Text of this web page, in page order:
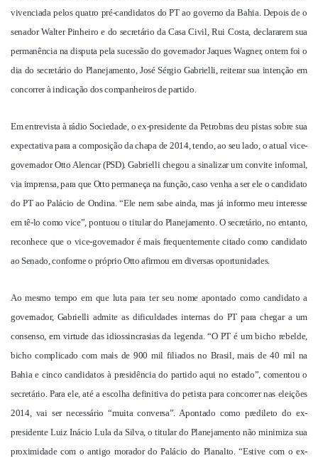
vivenciada pelos quatro pré-candidatos do PT ao governo da Bahia. Depois de o
senador Walter Pinheiro e do secretário da Casa Civil, Rui Costa, declararem sua
permanência na disputa pela sucessão do governador Jaques Wagner, ontem foi o
dia do secretário do Planejamento, José Sérgio Gabrielli, reiterar sua intenção em
concorrer à indicação dos companheiros de partido.
Em entrevista à rádio Sociedade, o ex-presidente da Petrobras deu pistas sobre sua
expectativa para a composição da chapa de 2014, tendo, ao seu lado, o atual vice-
governador Otto Alencar (PSD). Gabrielli chegou a sinalizar um convite informal,
via imprensa, para que Otto permaneça na função, caso venha a ser ele o candidato
do PT ao Palácio de Ondina. “Ele nem sabe ainda, mas já informo meu interesse
em tê-lo como vice”, pontuou o titular do Planejamento. O secretário, no entanto,
reconhece que o vice-governador é mais frequentemente citado como candidato
ao Senado, conforme o próprio Otto afirmou em diversas oportunidades.
Ao mesmo tempo em que luta para ter seu nome apontado como candidato a
governador, Gabrielli admite as dificuldades internas do PT para chegar a um
consenso, em virtude das idiossincrasias da legenda. “O PT é um bicho rebelde,
bicho complicado com mais de 900 mil filiados no Brasil, mais de 40 mil na
Bahia e cinco candidatos à presidência do partido aqui no estado”, comentou o
secretário. Para ele, até a escolha definitiva do petista para concorrer nas eleições
2014, vai ser necessário “muita conversa”. Apontado como predileto do ex-
presidente Luiz Inácio Lula da Silva, o titular do Planejamento não minimiza sua
proximidade com o antigo morador do Palácio do Planalto. “Estive com o ex-